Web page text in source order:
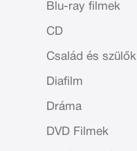
Blu-ray filmek
CD
Család és szülők
Diafilm
Dráma
DVD Filmek